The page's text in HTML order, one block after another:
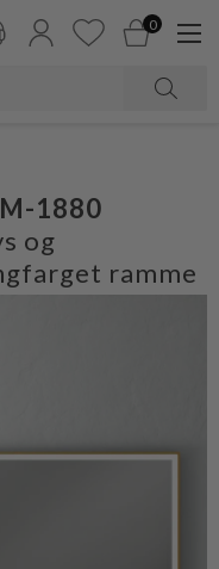
0
1880
og
ramme